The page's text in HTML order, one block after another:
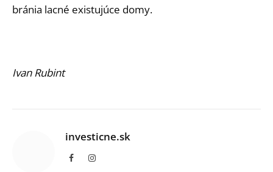
bránia lacné existujúce domy.
Ivan Rubint
investicne.sk
FacebookInstagram